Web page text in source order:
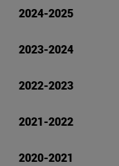
2024-2025
2023-2024
2022-2023
2021-2022
2020-2021